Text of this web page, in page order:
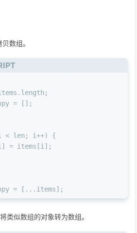
数组。
length ;
= [];
< len; i++) {
= items[i];
= [...items];
类似数组的对象转为数组。